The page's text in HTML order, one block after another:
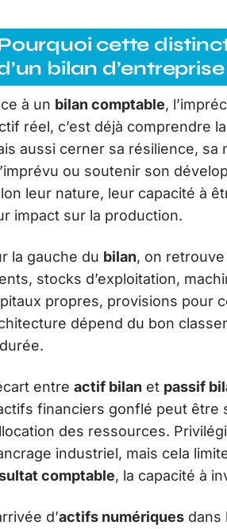
cette
bilan d’entreprise
à un bilan comptable,
réel, c’est déjà comprendre
aussi cerner sa résilience,
ou soutenir son
leur nature, leur capacité à
impact sur la production.
la gauche du bilan, on retrouve
stocks d’exploitation,
propres, provisions pour
dépend du bon
entre actif bilan et passif
financiers gonflé peut être
des ressources.
industriel, mais cela
comptable, la capacité à
d’actifs numériques dans